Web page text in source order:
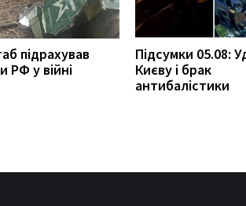
підрахував
РФ у війні
Підсумки 05.08:
Києву і брак
антибалістики